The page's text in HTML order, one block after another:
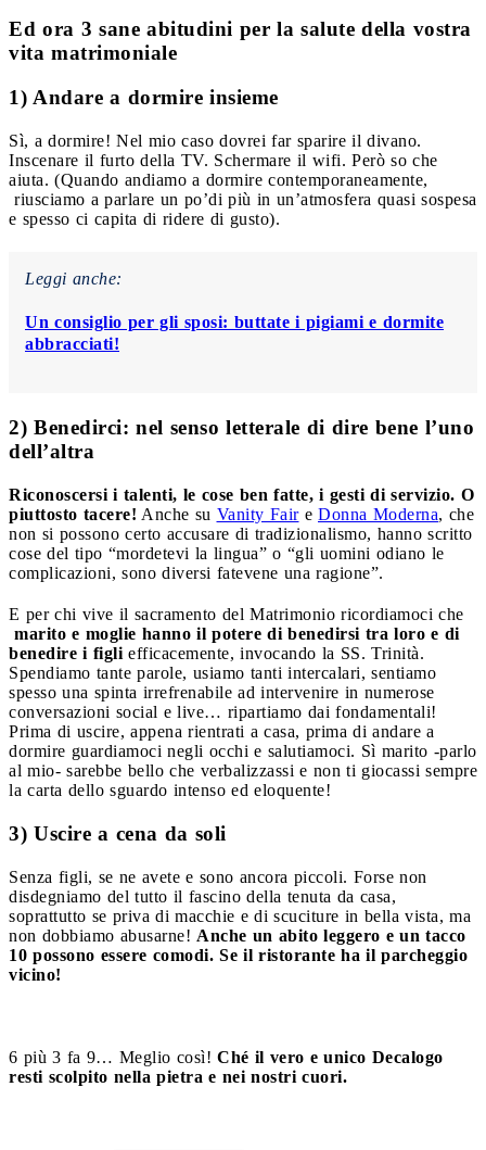
Ed ora 3 sane abitudini per la salute della vostra
vita matrimoniale
1) Andare a dormire insieme
Sì, a dormire! Nel mio caso dovrei far sparire il divano.
Inscenare il furto della TV. Schermare il wifi. Però so che
aiuta. (Quando andiamo a dormire contemporaneamente,
riusciamo a parlare un po’di più in un’atmosfera quasi sospesa
e spesso ci capita di ridere di gusto).
Leggi anche:
Un consiglio per gli sposi: buttate i pigiami e dormite
abbracciati!
2) Benedirci: nel senso letterale di dire bene l’uno
dell’altra
Riconoscersi i talenti, le cose ben fatte, i gesti di servizio. O
piuttosto tacere! Anche su Vanity Faire Donna Moderna, che
non si possono certo accusare di tradizionalismo, hanno scritto
cose del tipo “mordetevi la lingua” o “gli uomini odiano le
complicazioni, sono diversi fatevene una ragione”.
E per chi vive il sacramento del Matrimonio ricordiamoci che
marito e moglie hanno il potere di benedirsi tra loro e di
benedire i figli efficacemente, invocando la SS. Trinità.
Spendiamo tante parole, usiamo tanti intercalari, sentiamo
spesso una spinta irrefrenabile ad intervenire in numerose
conversazioni social e live… ripartiamo dai fondamentali!
Prima di uscire, appena rientrati a casa, prima di andare a
dormire guardiamoci negli occhi e salutiamoci. Sì marito -parlo
al mio- sarebbe bello che verbalizzassi e non ti giocassi sempre
la carta dello sguardo intenso ed eloquente!
3) Uscire a cena da soli
Senza figli, se ne avete e sono ancora piccoli. Forse non
disdegniamo del tutto il fascino della tenuta da casa,
soprattutto se priva di macchie e di scuciture in bella vista, ma
non dobbiamo abusarne! Anche un abito leggero e un tacco
10 possono essere comodi. Se il ristorante ha il parcheggio
vicino!
6 più 3 fa 9… Meglio così! Ché il vero e unico Decalogo
resti scolpito nella pietra e nei nostri cuori.